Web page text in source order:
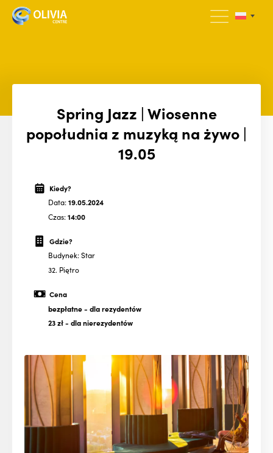
Spring Jazz | Wiosenne
popołudnia z muzyką na żywo |
19.05
Kiedy?
Data:19.05.2024
Czas:14:00
Gdzie?
Budynek: Star
32. Piętro
Cena
bezpłatne- dla rezydentów
23 zł- dla nierezydentów